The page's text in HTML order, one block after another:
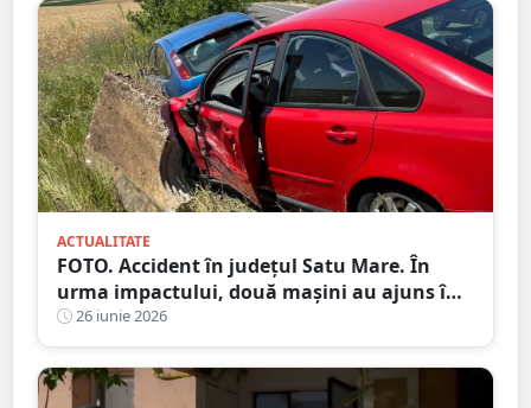
ACTUALITATE
FOTO. Accident în județul Satu Mare. În
urma impactului, două mașini au ajuns în
șanț26 iunie 2026